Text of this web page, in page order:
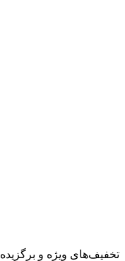
تخفیف‌های ویژه و برگزیده